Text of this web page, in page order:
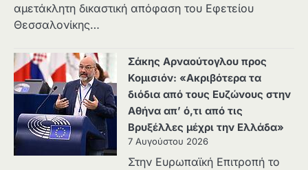
αμετάκλητη δικαστική απόφαση του Εφετείου
Θεσσαλονίκης…
Σάκης Αρναούτογλου προς
Κομισιόν: «Ακριβότερα τα
διόδια από τους Ευζώνους στην
Αθήνα απ’ ό,τι από τις
Βρυξέλλες μέχρι την Ελλάδα»
7 Αυγούστου 2026
Στην Ευρωπαϊκή Επιτροπή το